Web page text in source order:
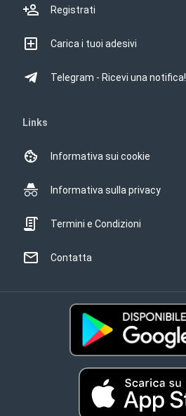
Registrati
Carica i tuoi adesivi
Telegram - Ricevi una notifica!
Links
Informativa sui cookie
Informativa sulla privacy
Termini e Condizioni
Contatta